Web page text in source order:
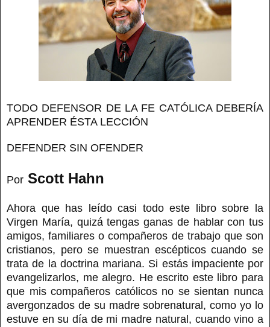
TODO DEFENSOR DE LA FE CATÓLICA DEBERÍA
APRENDER ÉSTA LECCIÓN
DEFENDER SIN OFENDER
Por Scott Hahn
Ahora que has leído casi todo este libro sobre la
Virgen María, quizá tengas ganas de hablar con tus
amigos, familiares o compañeros de trabajo que son
cristianos, pero se muestran escépticos cuando se
trata de la doctrina mariana. Si estás impaciente por
evangelizarlos, me alegro. He escrito este libro para
que mis compañeros católicos no se sientan nunca
avergonzados de su madre sobrenatural, como yo lo
estuve en su día de mi madre natural, cuando vino a